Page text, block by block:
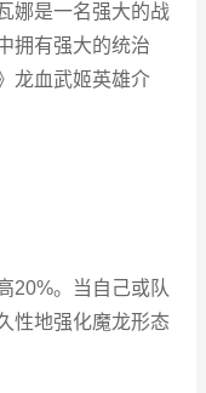
娜是一名强大的战
拥有强大的统治
龙血武姬英雄介
20%。当自己或队
性地强化魔龙形态